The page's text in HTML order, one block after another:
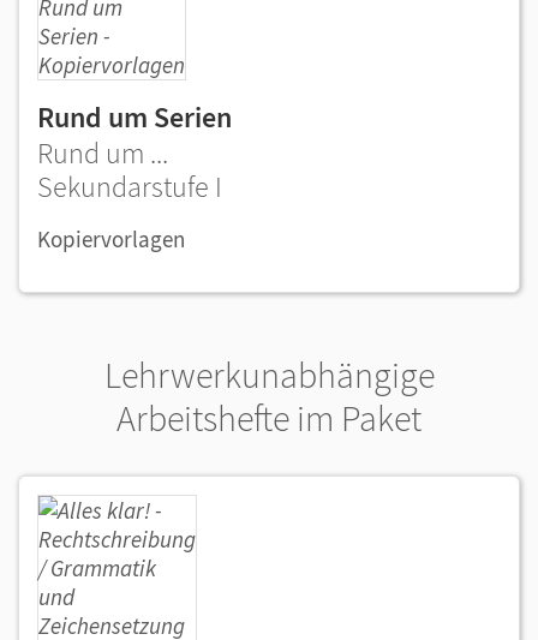
Rund um Serien
Rund um ...
Sekundarstufe I
Kopiervorlagen
Lehrwerkunabhängige
Arbeitshefte im Paket